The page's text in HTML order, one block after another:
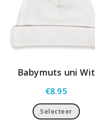
Babymuts uni Wit
€8.95
Selecteer